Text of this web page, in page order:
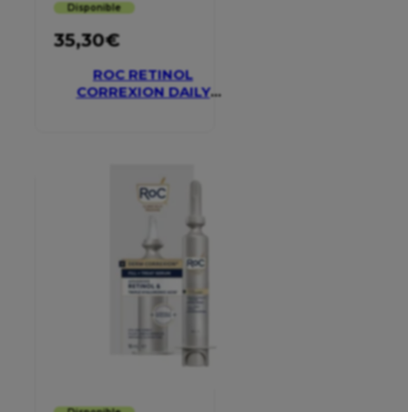
Disponible
35,30€
ROC RETINOL
CORREXION DAILY